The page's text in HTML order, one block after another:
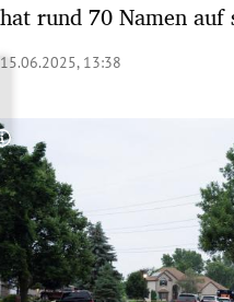
Untermenü
Untermenü
Untermenü
hat rund 70 Namen auf
15.06.2025, 13:38
Copyright-Hinweis öffnen/